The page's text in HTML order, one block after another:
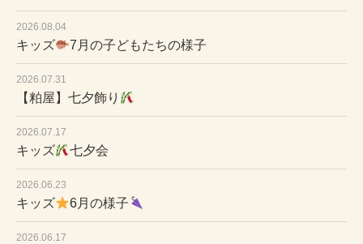
2026.08.04
キッズ 7月の子どもたちの様子
2026.07.31
【粕屋】七夕飾り
2026.07.17
キッズ 七夕会
2026.06.23
キッズ 6月の様子
2026.06.17